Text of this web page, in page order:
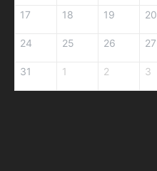
17 18 19 20
24 25 26 27
31 1 2 3